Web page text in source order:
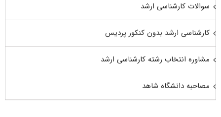
سوالات کارشناسی ارشد
کارشناسی ارشد بدون کنکور پردیس
مشاوره انتخاب رشته کارشناسی ارشد
مصاحبه دانشگاه شاهد